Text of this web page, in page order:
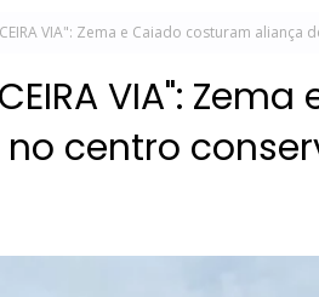
VIA": Zema e Caiado costuram
VIA":
centro